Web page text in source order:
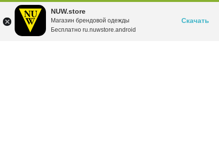
NUW.store
Магазин брендовой одежды
Бесплатно ru.nuwstore.android
Скачать